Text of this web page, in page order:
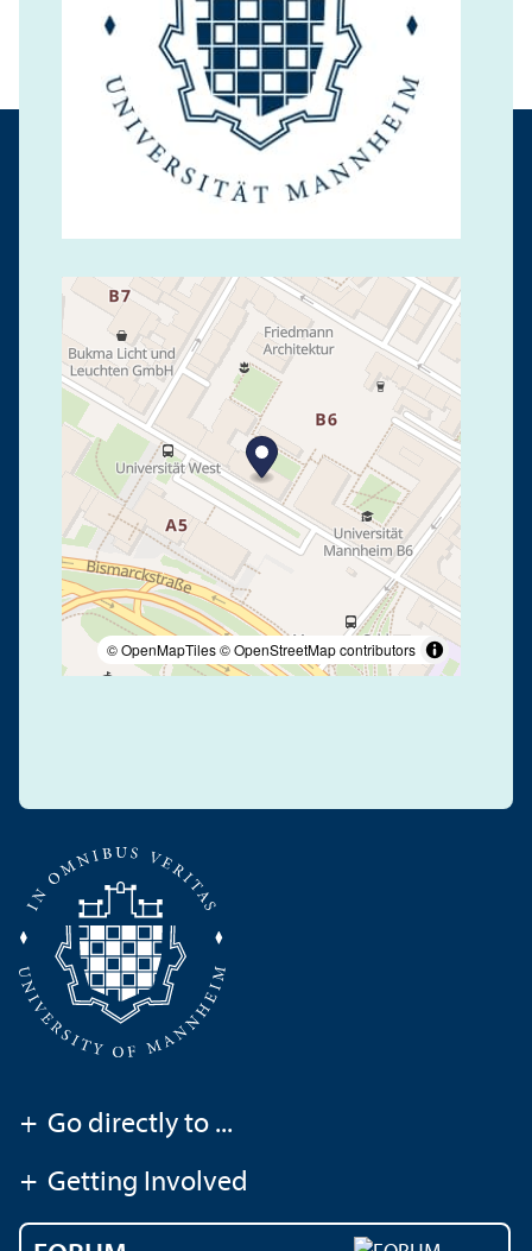
© OpenMapTiles© OpenStreetMap contributors
+ Go directly to ...
+ Getting Involved